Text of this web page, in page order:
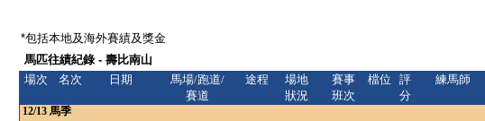
*包括本地及海外賽績及獎金
馬匹往績紀錄 - 壽比南山
場次
名次 日期
馬場/跑道/
賽道
途程
場地
狀況
賽事
班次
檔位
評
分
練馬師
12/13 馬季